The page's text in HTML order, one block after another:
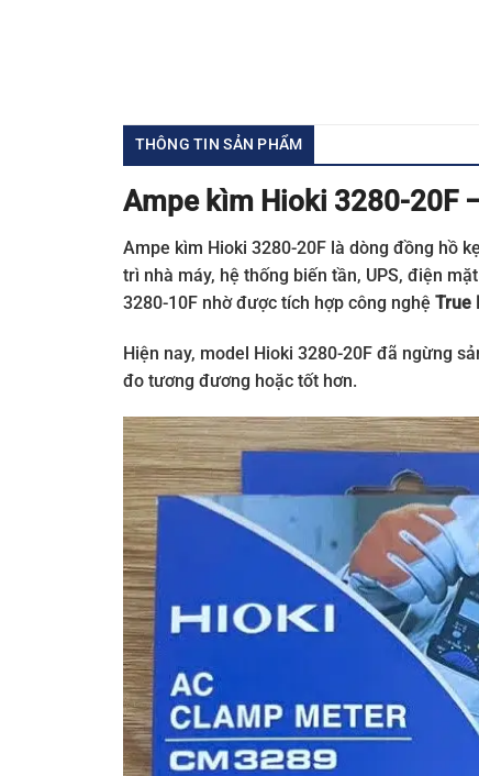
THÔNG TIN SẢN PHẨM
Ampe kìm Hioki 3280-20F
Ampe kìm Hioki 3280-20F là dòng đồng hồ
trì nhà máy, hệ thống biến tần, UPS, điện
3280-10F nhờ được tích hợp công nghệ True
Hiện nay, model Hioki 3280-20F đã ngừng
đo tương đương hoặc tốt hơn.